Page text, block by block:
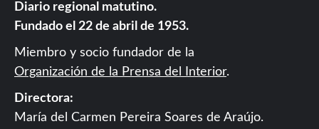
Diario regional matutino.
Fundado el 22 de abril de 1953.
Miembro y socio fundador de la
Organización de la Prensa del Interior.
Directora:
María del Carmen Pereira Soares de Araújo.